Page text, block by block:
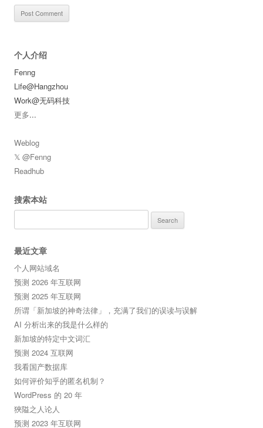
个人介绍
Fenng
Life@Hangzhou
Work@无码科技
更多...
Weblog
𝕏 @Fenng
Readhub
搜索本站
for:
最近文章
个人网站域名
预测 2026 年互联网
预测 2025 年互联网
所谓「新加坡的神奇法律」，充满了我们的误读与误解
AI 分析出来的我是什么样的
新加坡的特定中文词汇
预测 2024 互联网
我看国产数据库
如何评价知乎的匿名机制？
WordPress 的 20 年
狹隘之人论人
预测 2023 年互联网